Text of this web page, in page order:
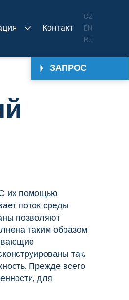
Контакт
CZ
EN
RU
ЗАПРОС
С их помощью
поток среды
позволяют
таким образом,
так,
Прежде всего
для